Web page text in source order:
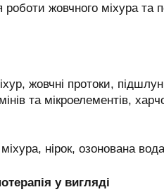
жовчного міхура та
жовчні протоки,
та мікроелементів,
нірок, озонована
у вигляді